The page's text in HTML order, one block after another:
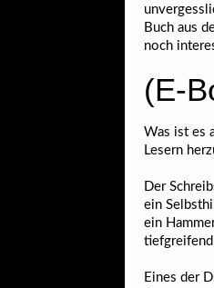
Buch aus
noch
(E-
Was ist es
Lesern
Der
ein
ein
Eines der